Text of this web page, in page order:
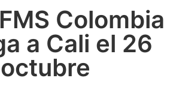
Colombia
a Cali el 26